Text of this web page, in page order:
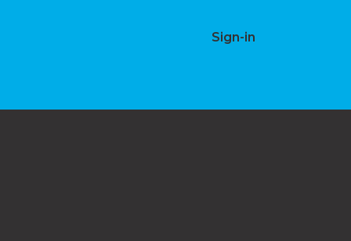
Sign-in